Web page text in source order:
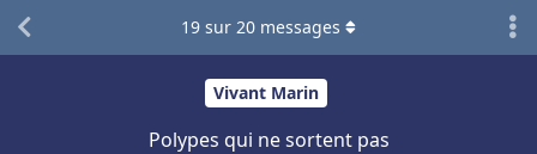
Vivant Marin
Polypes qui ne sortent pas
19 sur 20 messages